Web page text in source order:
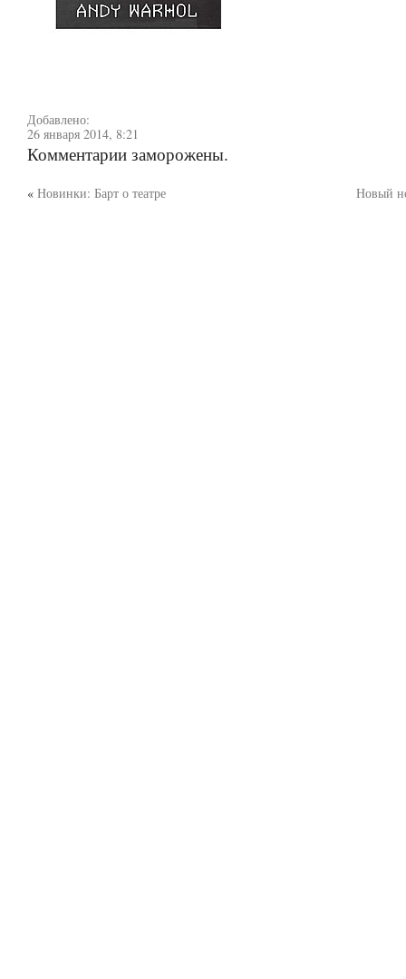
Добавлено:
26 января 2014, 8:21
Комментарии заморожены.
« Новинки: Барт о театре Новый